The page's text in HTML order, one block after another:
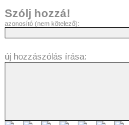
Szólj hozzá!
azonosító (nem kötelező):
új hozzászólás írása: